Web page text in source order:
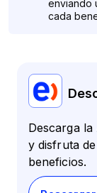
Descarga
y disfruta
beneficios.